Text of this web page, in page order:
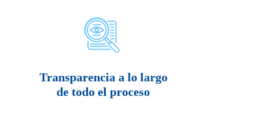
Transparencia a lo largo
de todo el proceso